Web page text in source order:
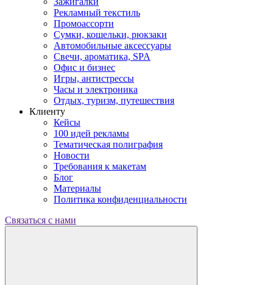
Рекламный текстиль
Промоассорти
Сумки, кошельки, рюкзаки
Автомобильные аксессуары
Свечи, ароматика, SPA
Офис и бизнес
Игры, антистрессы
Часы и электроника
Отдых, туризм, путешествия
Клиенту
Кейсы
100 идей рекламы
Тематическая полиграфия
Новости
Требования к макетам
Блог
Материалы
Политика конфиденциальности
Связаться с нами